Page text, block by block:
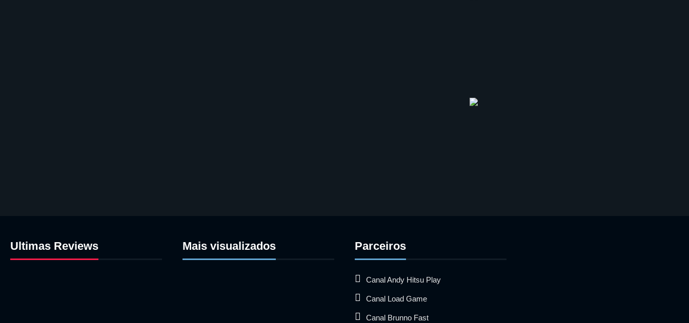
Ultimas Reviews Mais visualizados Parceiros
Canal Andy Hitsu Play
Canal Load Game
Canal Brunno Fast